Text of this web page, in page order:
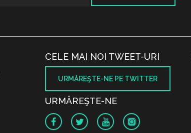
CELE MAI NOI TWEET-URI
URMĂREŞTE-NE PE TWITTER
URMĂREŞTE-NE